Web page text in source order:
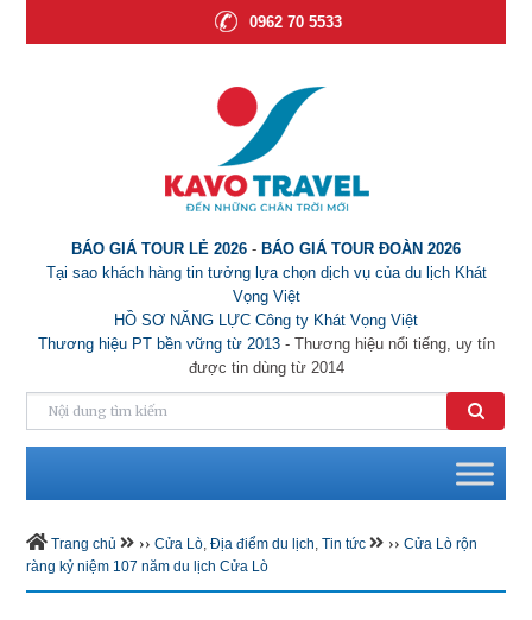
0962 70 5533
BÁO GIÁ TOUR LẺ 2026 - BÁO GIÁ TOUR ĐOÀN 2026
Tại sao khách hàng tin tưởng lựa chọn dịch vụ của du lịch Khát
Vọng Việt
HỒ SƠ NĂNG LỰC Công ty Khát Vọng Việt
Thương hiệu PT bền vững từ 2013- Thương hiệu nổi tiếng, uy tín
được tin dùng từ 2014
Trang chủ ›› Cửa Lò,Địa điểm du lịch,Tin tức ›› Cửa Lò rộn
ràng kỷ niệm 107 năm du lịch Cửa Lò